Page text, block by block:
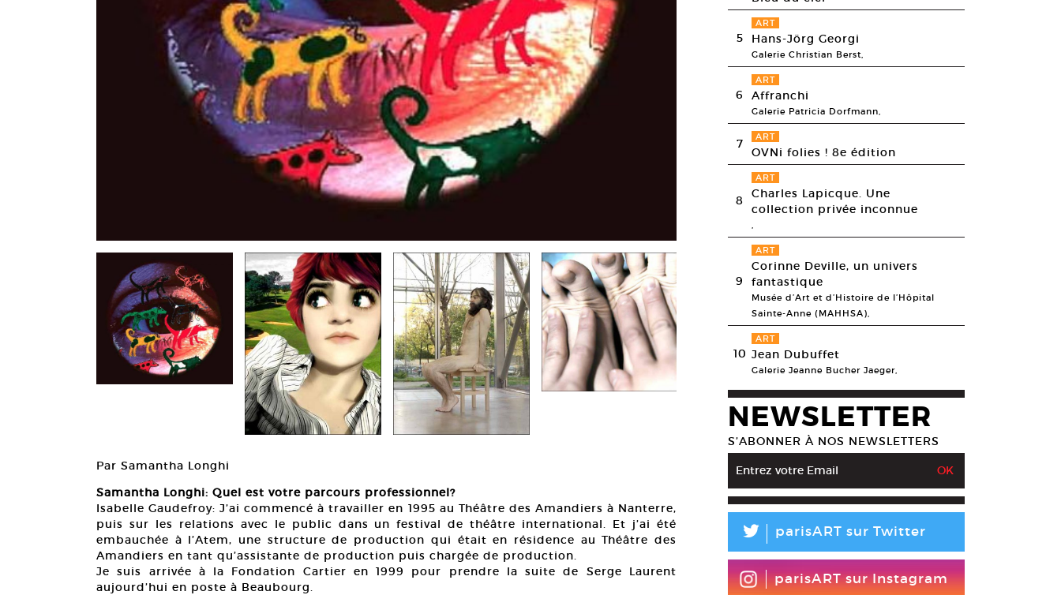
Par Samantha Longhi
Samantha Longhi: Quel est votre parcours professionnel?
Isabelle Gaudefroy: J’ai commencé à travailler en 1995 au Théâtre des Amandiers à Nanterre,
puis sur les relations avec le public dans un festival de théâtre international. Et j’ai été
embauchée à l’Atem, une structure de production qui était en résidence au Théâtre des
Amandiers en tant qu’assistante de production puis chargée de production.
Je suis arrivée à la Fondation Cartier en 1999 pour prendre la suite de Serge Laurent
aujourd’hui en poste à Beaubourg.
5
ART
Hans-Jörg Georgi
Galerie Christian Berst,
6
ART
Affranchi
Galerie Patricia Dorfmann,
7 ART
OVNi folies ! 8e édition
8
ART
Charles Lapicque. Une
collection privée inconnue
,
9
ART
Corinne Deville, un univers
fantastique
Musée d’Art et d’Histoire de l’Hôpital
Sainte-Anne (MAHHSA),
10
ART
Jean Dubuffet
Galerie Jeanne Bucher Jaeger,
NEWSLETTER
S’ABONNER À NOS NEWSLETTERS
L parisART sur Twitter
parisART sur Instagram